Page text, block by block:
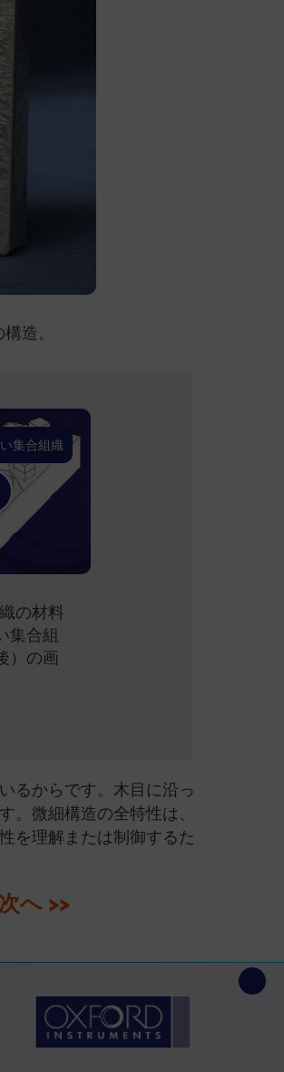
造。
集合組織
の材料
集合組
）の画
るからです。木目に沿っ
。微細構造の全特性は、
を理解または制御するた
次へ >>